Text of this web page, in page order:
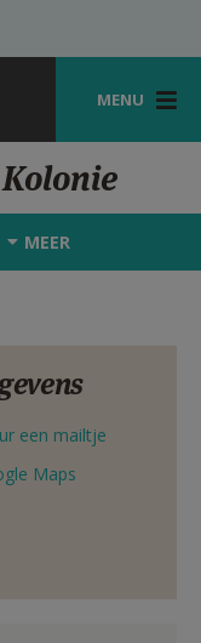
MENU
MEER
een mailtje
Maps